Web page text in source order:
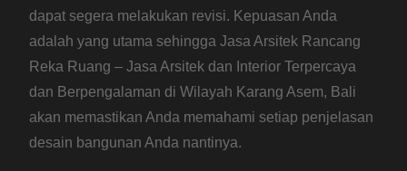
dapat segera melakukan revisi. Kepuasan Anda
adalah yang utama sehingga Jasa Arsitek Rancang
Reka Ruang – Jasa Arsitek dan Interior Terpercaya
dan Berpengalaman di Wilayah Karang Asem, Bali
akan memastikan Anda memahami setiap penjelasan
desain bangunan Anda nantinya.